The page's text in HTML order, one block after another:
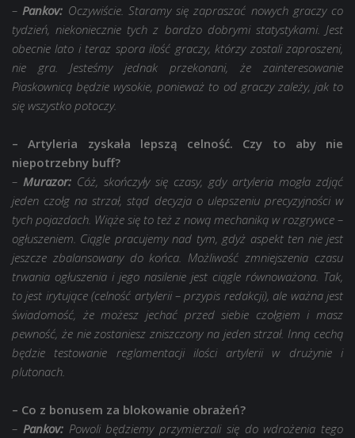
– Pankov: Oczywiście. Staramy się zapraszać nowych graczy co
tydzień, niekoniecznie tych z bardzo dobrymi statystykami. Jest
obecnie lato i teraz spora ilość graczy, którzy zostali zaproszeni,
nie gra. Jesteśmy jednak przekonani, że zainteresowanie
Piaskownicą będzie wysokie, ponieważ to od graczy zależy, jak to
się wszystko potoczy.
– Artyleria zyskała lepszą celność. Czy to aby nie
niepotrzebny buff?
– Murazor: Cóż, skończyły się czasy, gdy artyleria mogła zdjąć
jeden czołg na strzał, stąd decyzja o ulepszeniu precyzyjności w
tych pojazdach. Wiąże się to też z nową mechaniką w rozgrywce –
ogłuszeniem. Ciągle pracujemy nad tym, gdyż aspekt ten nie jest
jeszcze zbalansowany do końca. Możliwość zmniejszenia czasu
trwania ogłuszenia i jego nasilenie jest ciągle równoważona. Tak,
to jest irytujące (celność artylerii – przypis redakcji), ale ważna jest
świadomość, że możesz jechać przed siebie czołgiem i masz
pewność, że nie zostaniesz zniszczony na jeden strzał. Inną cechą
będzie testowanie reglamentacji ilości artylerii w drużynie i
plutonach.
– Co z bonusem za blokowanie obrażeń?
– Pankov:Powoli będziemy przymierzali się do wdrożenia tego